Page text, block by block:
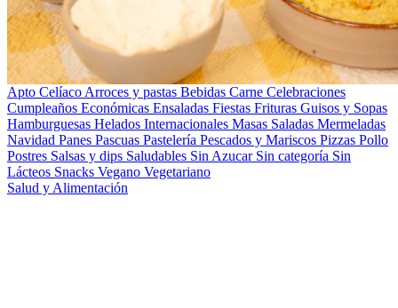
Apto Celíaco Arroces y pastas Bebidas Carne Celebraciones
Cumpleaños Económicas Ensaladas Fiestas Frituras Guisos y Sopas
Hamburguesas Helados Internacionales Masas Saladas Mermeladas
Navidad Panes Pascuas Pastelería Pescados y Mariscos Pizzas Pollo
Postres Salsas y dips Saludables Sin Azucar Sin categoría Sin
Lácteos Snacks Vegano Vegetariano
Salud y Alimentación